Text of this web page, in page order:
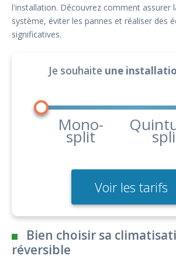
l'installation. Découvrez comment assurer
système, éviter les pannes et réaliser des
significatives.
Je souhaite une
Mono-
split
Voir les tarifs
Bien choisir sa
réversible